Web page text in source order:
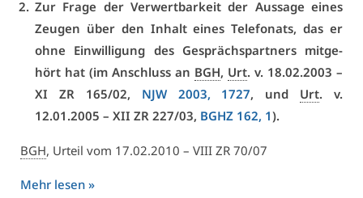
Zur Fra­ge der Ver­wert­bar­keit der Aus­sa­ge ei­nes
Zeu­gen über den In­halt ei­nes Te­le­fo­nats, das er
oh­ne Ein­wil­li­gung des Ge­sprächs­part­ners mit­ge­
hört hat (im An­schluss an BGH, Urt. v. 18.02.2003 –
XI ZR 165/02, NJW 2003, 1727, und Urt. v.
12.01.2005 – XII ZR 227/03, BGHZ 162, 1).
BGH, Ur­teil vom 17.02.2010 – VI­II ZR 70/07
Mehr le­sen »